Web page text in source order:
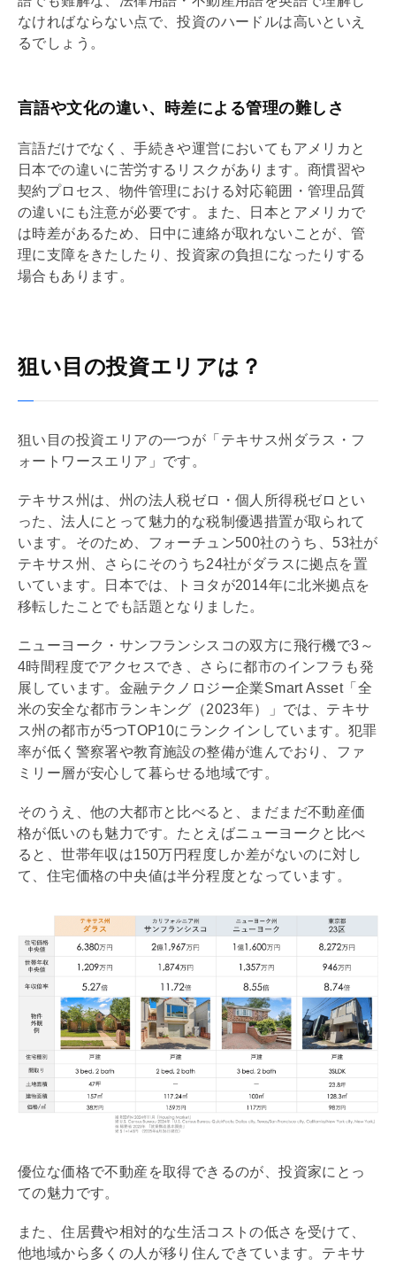
なければならない点で、投資のハードルは高いといえ
るでしょう。
言語や文化の違い、時差による管理の難しさ
言語だけでなく、手続きや運営においてもアメリカと
日本での違いに苦労するリスクがあります。商慣習や
契約プロセス、物件管理における対応範囲・管理品質
の違いにも注意が必要です。また、日本とアメリカで
は時差があるため、日中に連絡が取れないことが、管
理に支障をきたしたり、投資家の負担になったりする
場合もあります。
狙い目の投資エリアは？
狙い目の投資エリアの一つが「テキサス州ダラス・フ
ォートワースエリア」です。
テキサス州は、州の法人税ゼロ・個人所得税ゼロとい
った、法人にとって魅力的な税制優遇措置が取られて
います。そのため、フォーチュン500社のうち、53社が
テキサス州、さらにそのうち24社がダラスに拠点を置
いています。日本では、トヨタが2014年に北米拠点を
移転したことでも話題となりました。
ニューヨーク・サンフランシスコの双方に飛行機で3～
4時間程度でアクセスでき、さらに都市のインフラも発
展しています。金融テクノロジー企業Smart Asset「全
米の安全な都市ランキング（2023年）」では、テキサ
ス州の都市が5つTOP10にランクインしています。犯罪
率が低く警察署や教育施設の整備が進んでおり、ファ
ミリー層が安心して暮らせる地域です。
そのうえ、他の大都市と比べると、まだまだ不動産価
格が低いのも魅力です。たとえばニューヨークと比べ
ると、世帯年収は150万円程度しか差がないのに対し
て、住宅価格の中央値は半分程度となっています。
優位な価格で不動産を取得できるのが、投資家にとっ
ての魅力です。
また、住居費や相対的な生活コストの低さを受けて、
他地域から多くの人が移り住んできています。テキサ